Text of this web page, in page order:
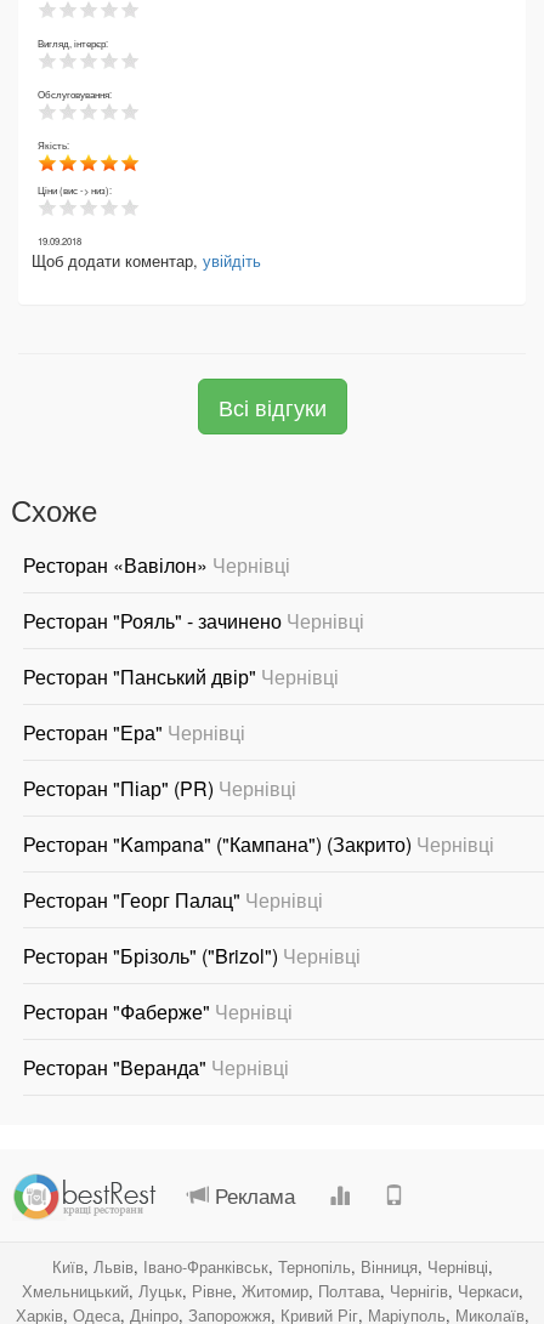
Вигляд, інтерєр:
Обслуговування:
Якість:
Ціни (вис -> низ):
19.09.2018
Щоб додати коментар, увійдіть
Всі відгуки
Схоже
Ресторан «Вавілон» Чернівці
Ресторан "Рояль" - зачинено Чернівці
Ресторан "Панський двір" Чернівці
Ресторан "Ера" Чернівці
Ресторан "Піар" (PR) Чернівці
Ресторан "Kampana" ("Кампана") (Закрито) Чернівці
Ресторан "Георг Палац" Чернівці
Ресторан "Брізоль" ("Brizol") Чернівці
Ресторан "Фаберже" Чернівці
Ресторан "Веранда" Чернівці
Реклама
Київ, Львів, Івано-Франківськ, Тернопіль, Вінниця, Чернівці,
Хмельницький, Луцьк, Рівне, Житомир, Полтава, Чернігів, Черкаси,
Харків, Одеса, Дніпро, Запорожжя, Кривий Ріг, Маріуполь, Миколаїв,